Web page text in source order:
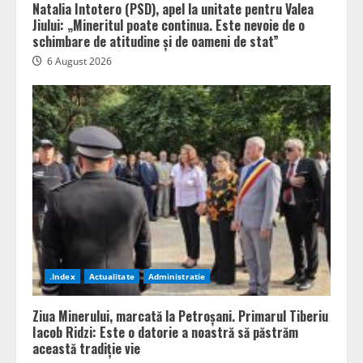
Natalia Intotero (PSD), apel la unitate pentru Valea
Jiului: „Mineritul poate continua. Este nevoie de o
schimbare de atitudine și de oameni de stat”
6 August 2026
.Index Actualitate Administratie
Ziua Minerului, marcată la Petroșani. Primarul Tiberiu
Iacob Ridzi: Este o datorie a noastră să păstrăm
această tradiție vie